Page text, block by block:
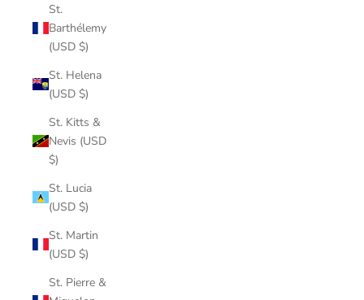
St.
Barthélemy
(USD $)
St. Helena
(USD $)
St. Kitts &
Nevis (USD
$)
St. Lucia
(USD $)
St. Martin
(USD $)
St. Pierre &